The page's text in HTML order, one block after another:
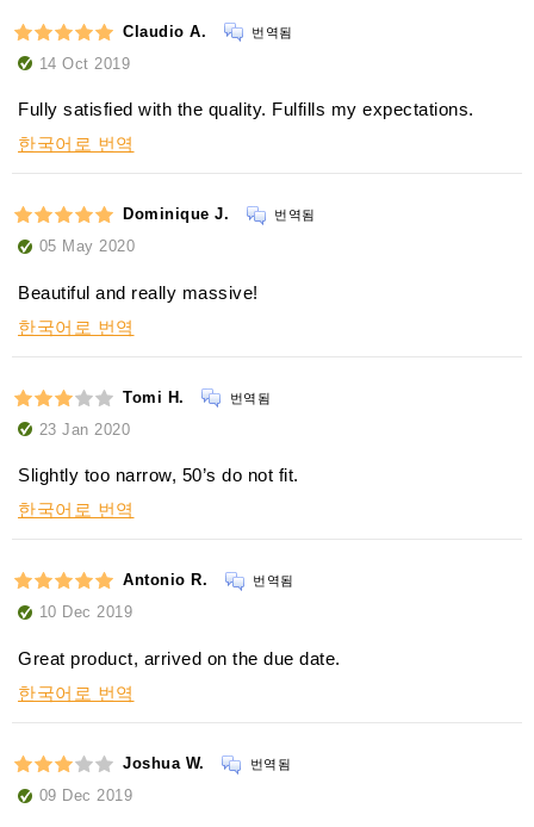
Claudio A. 번역됨
14 Oct 2019
Fully satisfied with the quality. Fulfills my expectations.
한국어로 번역
Dominique J. 번역됨
05 May 2020
Beautiful and really massive!
한국어로 번역
Tomi H. 번역됨
23 Jan 2020
Slightly too narrow, 50’s do not fit.
한국어로 번역
Antonio R. 번역됨
10 Dec 2019
Great product, arrived on the due date.
한국어로 번역
Joshua W. 번역됨
09 Dec 2019